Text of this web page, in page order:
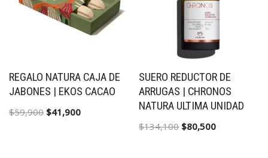
REGALO NATURA CAJA DE
JABONES | EKOS CACAO
$59,900 $41,900
SUERO REDUCTOR DE
ARRUGAS | CHRONOS
NATURA ULTIMA UNIDAD
$134,100 $80,500